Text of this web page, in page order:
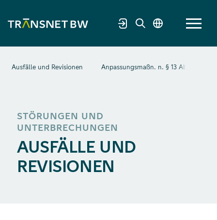
Ausfälle und Revisionen Anpassungsmaßn. n. § 13 Abs. 2
STÖRUNGEN UND
UNTERBRECHUNGEN
AUSFÄLLE UND
REVISIONEN